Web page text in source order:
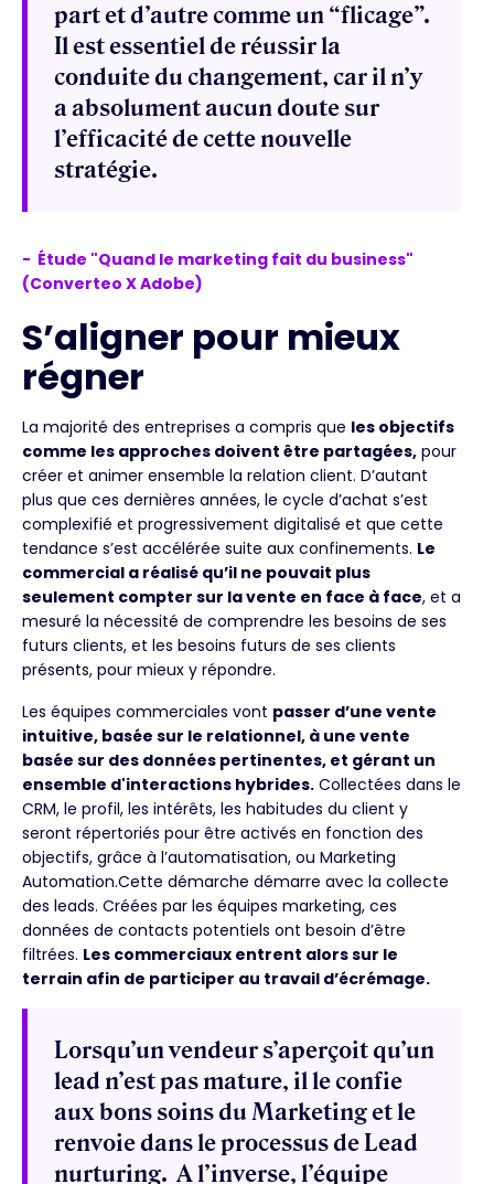
part et d’autre comme un “flicage”.
Il est essentiel de réussir la
conduite du changement, car il n’y
a absolument aucun doute sur
l’efficacité de cette nouvelle
stratégie.
- Étude "Quand le marketing fait du business"
(Converteo X Adobe)
S’aligner pour mieux
régner
La majorité des entreprises a compris que les objectifs
comme les approches doivent être partagées, pour
créer et animer ensemble la relation client. D’autant
plus que ces dernières années, le cycle d’achat s’est
complexifié et progressivement digitalisé et que cette
tendance s’est accélérée suite aux confinements. Le
commercial a réalisé qu’il ne pouvait plus
seulement compter sur la vente en face à face, et a
mesuré la nécessité de comprendre les besoins de ses
futurs clients, et les besoins futurs de ses clients
présents, pour mieux y répondre.
Les équipes commerciales vont passer d’une vente
intuitive, basée sur le relationnel, à une vente
basée sur des données pertinentes, et gérant un
ensemble d'interactions hybrides. Collectées dans le
CRM, le profil, les intérêts, les habitudes du client y
seront répertoriés pour être activés en fonction des
objectifs, grâce à l’automatisation, ou Marketing
Automation.Cette démarche démarre avec la collecte
des leads. Créées par les équipes marketing, ces
données de contacts potentiels ont besoin d’être
filtrées. Les commerciaux entrent alors sur le
terrain afin de participer au travail d’écrémage.
Lorsqu’un vendeur s’aperçoit qu’un
lead n’est pas mature, il le confie
aux bons soins du Marketing et le
renvoie dans le processus de Lead
nurturing. A l’inverse, l’équipe